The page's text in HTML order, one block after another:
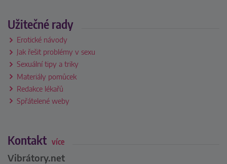
Užitečné rady
Erotické návody
Jak řešit problémy v sexu
Sexuální tipy a triky
Materiály pomůcek
Redakce lékařů
Spřátelené weby
Kontakt více
Vibrátory.net